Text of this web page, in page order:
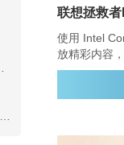
使用 Intel Core 和 NVIDIA GeForce RTX 40 系列播
放精彩内容
Engine+ 让